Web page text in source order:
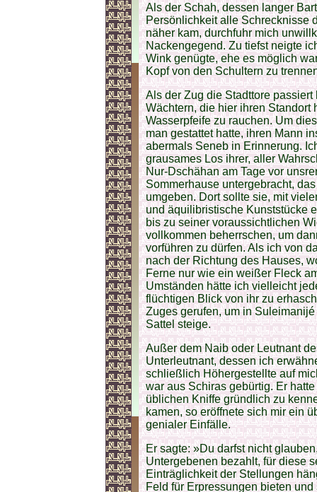
Als der Schah, dessen langer
Persönlichkeit alle Schrecknisse
näher kam, durchfuhr mich
Nackengegend. Zu tiefst neigte
Wink genügte, ehe es möglich
Kopf von den Schultern zu
Als der Zug die Stadttore
Wächtern, die hier ihren Standort
Wasserpfeife zu rauchen. Um
man gestattet hatte, ihren Mann
abermals Seneb in Erinnerung.
grausames Los ihrer, aller
Nur-Dschähan am Tage vor
Sommerhause untergebracht,
umgeben. Dort sollte sie, mit
und äquilibristische Kunststücke
bis zu seiner voraussichtlichen
vollkommen beherrschen, um
vorführen zu dürfen. Als ich von
nach der Richtung des Hauses,
Ferne nur wie ein weißer Fleck
Umständen hätte ich vielleicht
flüchtigen Blick von ihr zu
Zuges gerufen, um in
Sattel steige.
Außer dem Naib oder Leutnant
Unterleutnant, dessen ich
schließlich Höhergestellte auf
war aus Schiras gebürtig. Er
üblichen Kniffe gründlich zu
kamen, so eröffnete sich mir ein
genialer Einfälle.
Er sagte: »Du darfst nicht
Untergebenen bezahlt, für diese
Einträglichkeit der Stellungen
Feld für Erpressungen bieten